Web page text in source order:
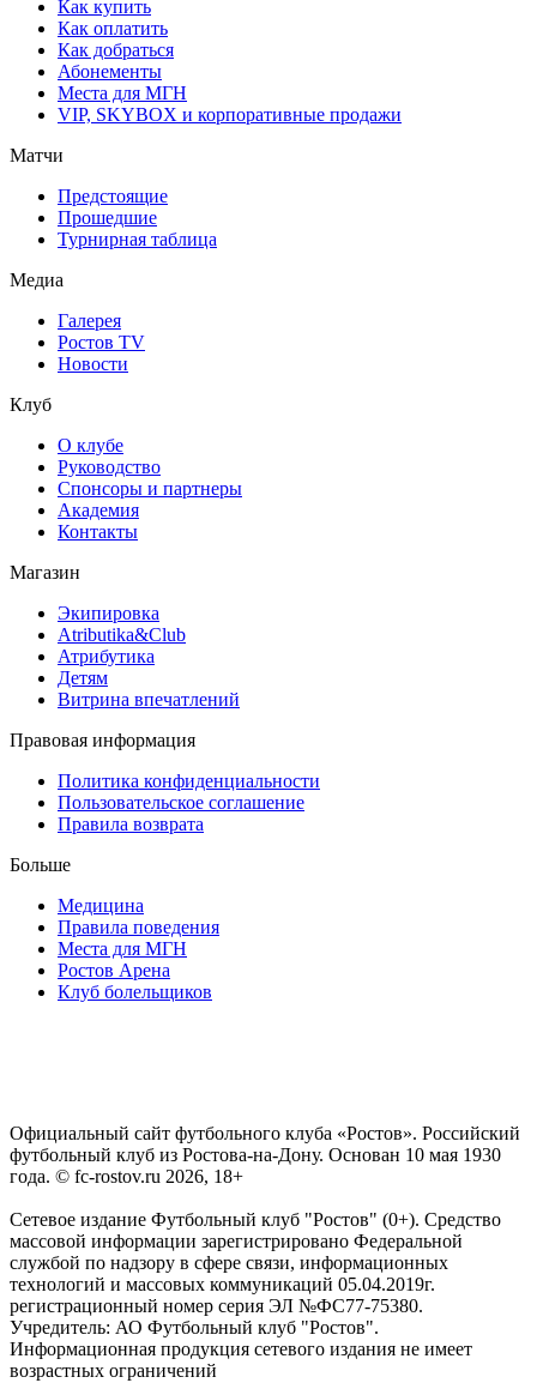
Как купить
Как оплатить
Как добраться
Абонементы
Места для МГН
VIP, SKYBOX и корпоративные продажи
Матчи
Предстоящие
Прошедшие
Турнирная таблица
Медиа
Галерея
Ростов TV
Новости
Клуб
О клубе
Руководство
Спонсоры и партнеры
Академия
Контакты
Магазин
Экипировка
Atributika&Club
Атрибутика
Детям
Витрина впечатлений
Правовая информация
Политика конфиденциальности
Пользовательское соглашение
Правила возврата
Больше
Медицина
Правила поведения
Места для МГН
Ростов Арена
Клуб болельщиков
Официальный сайт футбольного клуба «Ростов». Российский
футбольный клуб из Ростова-на-Дону. Основан 10 мая 1930
года. © fc-rostov.ru 2026, 18+
Сетевое издание Футбольный клуб "Ростов" (0+). Средство
массовой информации зарегистрировано Федеральной
службой по надзору в сфере связи, информационных
технологий и массовых коммуникаций 05.04.2019г.
регистрационный номер серия ЭЛ №ФС77-75380.
Учредитель: АО Футбольный клуб "Ростов".
Информационная продукция сетевого издания не имеет
возрастных ограничений